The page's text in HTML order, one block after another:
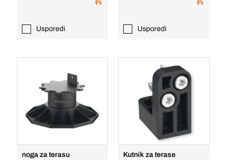
Usporedi Usporedi
noga za terasu
Kutnik za terase